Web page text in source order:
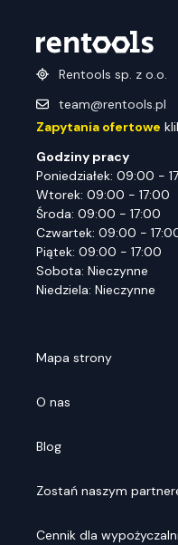
Rentools sp. z o.o.
team@rentools.pl
Zapytania ofertowe
Godziny pracy
Poniedziałek: 09:00 -
Wtorek: 09:00 - 17:00
Środa: 09:00 - 17:00
Czwartek: 09:00 -
Piątek: 09:00 - 17:00
Sobota: Nieczynne
Niedziela: Nieczynne
Mapa strony
O nas
Blog
Zostań naszym
Cennik dla wypożyczalni